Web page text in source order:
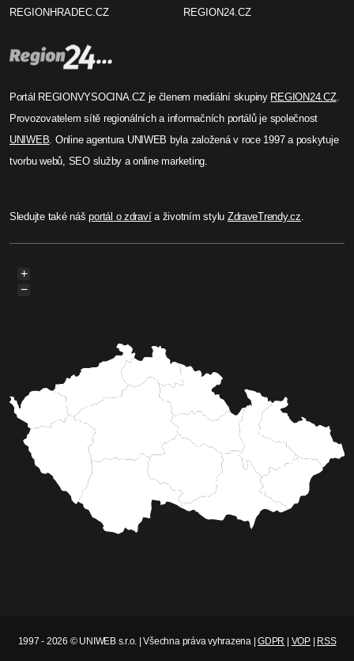
REGIONHRADEC.CZ REGION24.CZ
Portál REGIONVYSOCINA.CZ je členem mediální skupiny REGION24.CZ.
Provozovatelem sítě regionálních a informačních portálů je společnost
UNIWEB. Online agentura UNIWEB byla založená v roce 1997 a poskytuje
tvorbu webů, SEO služby a online marketing.
Sledujte také nášportál o zdravía životním stylu ZdraveTrendy.cz.
+
−
1997 - 2026 © UNIWEB s.r.o. | Všechna práva vyhrazena |GDPR VOP| RSS